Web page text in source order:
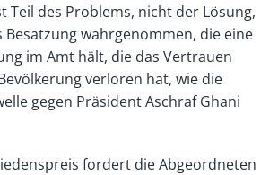
Teil des Problems, nicht der Lösung,
Besatzung wahrgenommen, die eine
im Amt hält, die das Vertrauen
verloren hat, wie die
gegen Präsident Aschraf Ghani
fordert die Abgeordneten